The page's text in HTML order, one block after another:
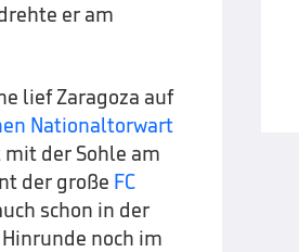
er am
lief Zaragoza auf
Nationaltorwart
der Sohle am
der große FC
schon in der
noch im